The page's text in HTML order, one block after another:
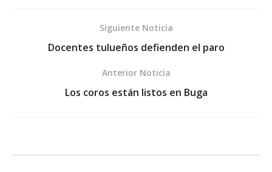
Siguiente Noticia
Docentes tulueños defienden el paro
Anterior Noticia
Los coros están listos en Buga